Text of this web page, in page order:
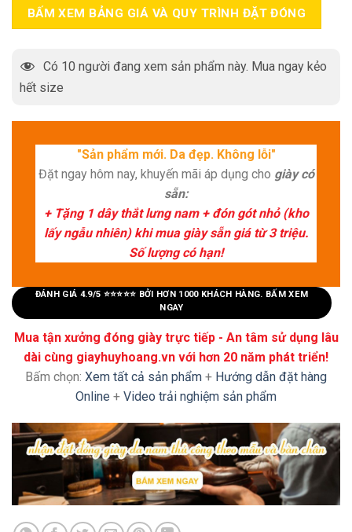
BẤM XEM BẢNG GIÁ VÀ QUY TRÌNH ĐẶT ĐÓNG
Có 10 người đang xem sản phẩm này. Mua ngay kẻo
hết size
"Sản phẩm mới. Da đẹp. Không lỗi"
Đặt ngay hôm nay, khuyến mãi áp dụng cho giày có
sẵn:
+ Tặng 1 dây thắt lưng nam + đón gót nhỏ (kho
lấy ngẫu nhiên) khi mua giày sẵn giá từ 3 triệu.
Số lượng có hạn!
ĐÁNH GIÁ 4.9/5 ⭐⭐⭐⭐⭐ BỞI HƠN 1000 KHÁCH HÀNG. BẤM XEM
NGAY
Mua tận xưởng đóng giày trực tiếp - An tâm sử dụng lâu
dài cùng giayhuyhoang.vn với hơn 20 năm phát triển!
Bấm chọn: Xem tất cả sản phẩm + Hướng dẫn đặt hàng
Online + Video trải nghiệm sản phẩm